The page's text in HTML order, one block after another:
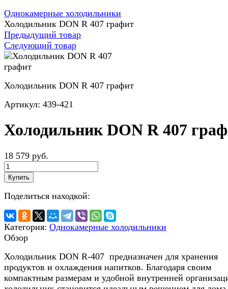
Однокамерные холодильники
Холодильник DON R 407 графит
Предыдущий товар
Следующий товар
Холодильник DON R 407 графит
Артикул: 439-421
Холодильник DON R 407
18 579 руб.
Купить
Поделиться находкой:
Категория: Однокамерные холодильники
Обзор
Холодильник DON R-407 предназначен для хранения
продуктов и охлаждения напитков. Благодаря своим
компактным размерам и удобной внутренней